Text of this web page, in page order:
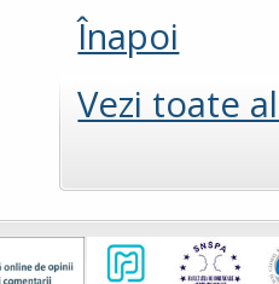
Înapoi
Vezi toate